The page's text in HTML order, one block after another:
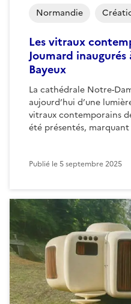
Les vitraux
Joumard
Bayeux
La cathédrale Notre-
aujourd’hui d’une
vitraux contemporains
été présentés,
Normandie
Publié le5 septembre 2025